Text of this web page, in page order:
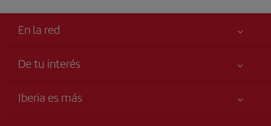
En la red
De tu interés
Accesibilidad
Iberia es más